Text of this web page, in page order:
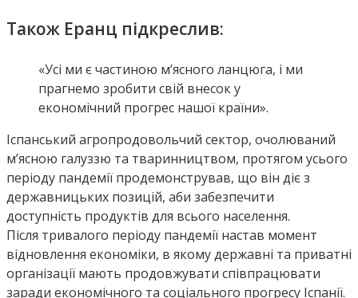
Також Еранц підкреслив:
«Усі ми є частиною м’ясного ланцюга, і ми
прагнемо зробити свій внесок у
економічний прогрес нашої країни».
Іспанський агропродовольчий сектор, очолюваний
м’ясною галуззю та тваринництвом, протягом усього
періоду пандемії продемонстрував, що він діє з
державницьких позицій, аби забезпечити
доступність продуктів для всього населення.
Після тривалого періоду пандемії настав момент
відновлення економіки, в якому державні та приватні
організації мають продовжувати співпрацювати
заради економічного та соціального прогресу Іспанії.